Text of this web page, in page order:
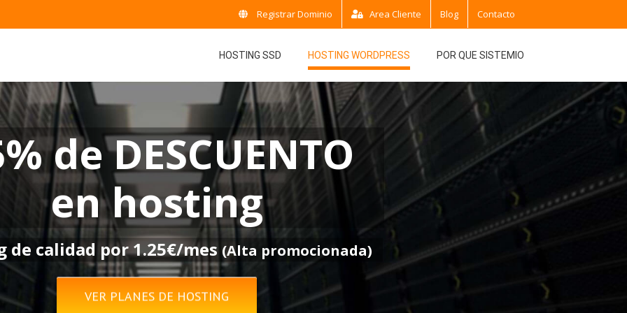
Registrar Dominio Area Cliente Blog Contacto
HOSTING SSD HOSTING WORDPRESS POR QUE SISTEMIO
de DESCUENTO
en hosting
de calidad por 1.25€/mes (Alta promocionada)
VER PLANES DE HOSTING